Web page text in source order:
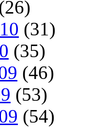
(31)
(35)
(46)
(53)
(54)